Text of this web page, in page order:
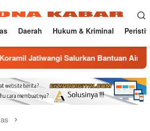
Daerah Hukum & Kriminal
Salurkan Bantuan Air Bersih untuk